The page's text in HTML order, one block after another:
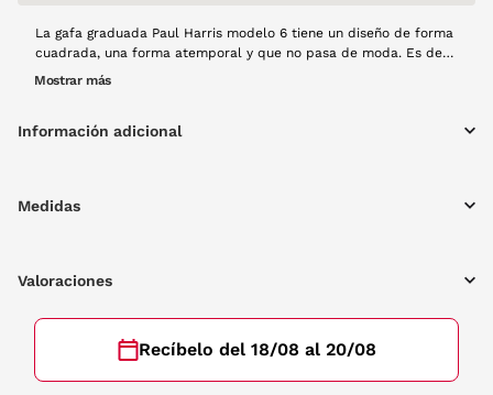
La gafa graduada Paul Harris modelo 6 tiene un diseño de forma
cuadrada, una forma atemporal y que no pasa de moda. Es de
pasta en color habana, un básico que no puedes dejar escapar.
Mostrar más
Información adicional
Medidas
Valoraciones
Recíbelo del 18/08 al 20/08